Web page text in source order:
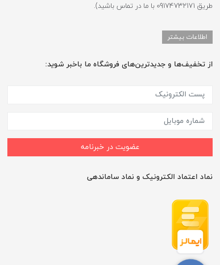
طریق 09174732171 با ما در تماس باشید).
اطلاعات بیشتر
از تخفیف‌ها و جدیدترین‌های فروشگاه ما باخبر شوید:
عضویت در خبرنامه
نماد اعتماد الکترونیک و نماد ساماندهی